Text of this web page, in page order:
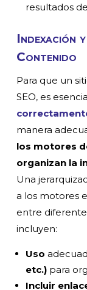
resultados
Indexación
Contenido
Para que un
SEO, es
manera
los motores
organizan la
Una
a los motores
entre
incluyen:
Uso
etc.) para
Incluir